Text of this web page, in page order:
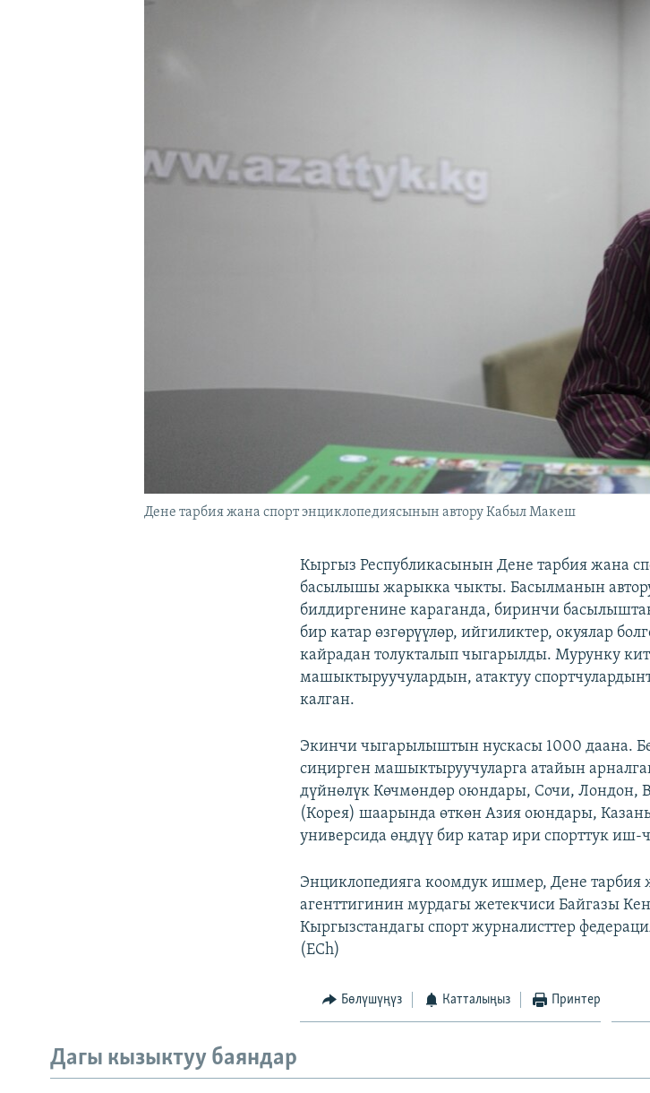
Дене тарбия жана спорт энциклопедиясынын автору Кабыл Макеш
Кыргыз Республикасынын Дене тарбия жана
басылышы жарыкка чыкты. Басылманын
билдиргенине караганда, биринчи
бир катар өзгөрүүлөр, ийгиликтер, окуялар
кайрадан толукталып чыгарылды. Мурунку
машыктыруучулардын, атактуу
калган.
Экинчи чыгарылыштын нускасы 1000 даана.
сиңирген машыктыруучуларга атайын
дүйнөлүк Көчмөндөр оюндары, Сочи, Лондон,
(Корея) шаарында өткөн Азия оюндары,
универсида өңдүү бир катар ири спорттук иш-
Энциклопедияга коомдук ишмер, Дене тарбия
агенттигинин мурдагы жетекчиси Байгазы
Кыргызстандагы спорт журналисттер
(ECh)
Бөлүшүңүз Катталыңыз Принтер
Дагы кызыктуу баяндар